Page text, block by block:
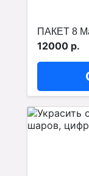
ПАКЕТ 8
12000 р.